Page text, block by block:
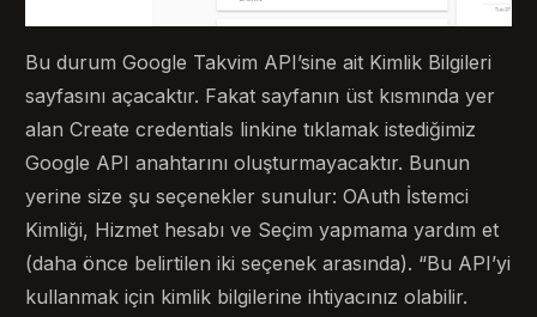
Bu durum Google Takvim API’sine ait Kimlik Bilgileri
sayfasını açacaktır. Fakat sayfanın üst kısmında yer
alan Create credentials linkine tıklamak istediğimiz
Google API anahtarını oluşturmayacaktır. Bunun
yerine size şu seçenekler sunulur: OAuth İstemci
Kimliği, Hizmet hesabı ve Seçim yapmama yardım et
(daha önce belirtilen iki seçenek arasında). “Bu API’yi
kullanmak için kimlik bilgilerine ihtiyacınız olabilir.